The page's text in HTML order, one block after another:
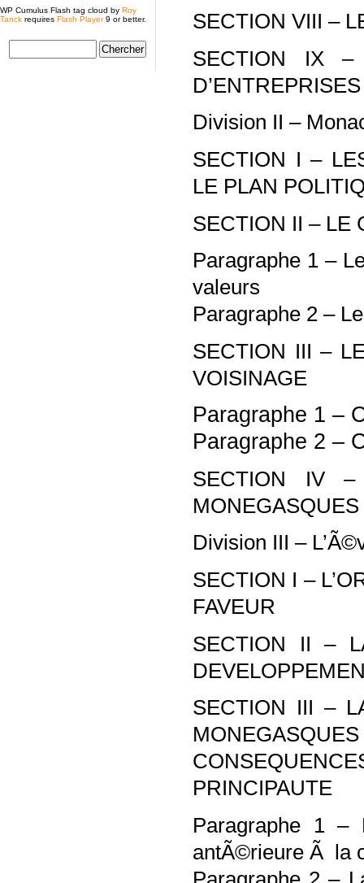
WP Cumulus Flash tag cloud by Roy
Tanck requires Flash Player9 or better.
SECTION VIII –
SECTION IX –
D’ENTREPRISES
Division II –
SECTION I –
LE PLAN
SECTION II – LE
Paragraphe 1 –
valeurs
Paragraphe 2 –
SECTION III –
VOISINAGE
Paragraphe 1 –
Paragraphe 2 –
SECTION IV –
MONEGASQUES
Division III –
SECTION I –
FAVEUR
SECTION II –
SECTION III –
PRINCIPAUTE
Paragraphe 1 –
antÃ©rieure Ã la